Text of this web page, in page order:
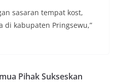
sasaran tempat kost,
di kabupaten Pringsewu,”
Pihak Sukseskan